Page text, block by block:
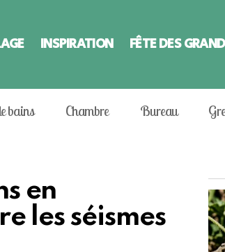
INSPIRATION FÊTE DES
bains Chambre Bureau
en
les séismes